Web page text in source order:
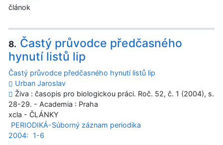
článok
8. Častý průvodce předčasného
hynutí listů lip
Častý průvodce předčasného hynutí listů lip
Urban Jaroslav
Živa : časopis pro biologickou práci. Roč. 52, č. 1 (2004), s.
28-29. - Academia : Praha
xcla - ČLÁNKY
PERIODIKÁ-Súborný záznam periodika
2004:
1-6